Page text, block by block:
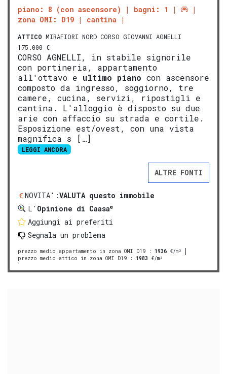
piano: 8 (con ascensore)
bagni: 1
zona OMI: D19
cantina
ATTICO MIRAFIORI NORD CORSO GIOVANNI AGNELLI
175.000 €
CORSO AGNELLI, in stabile signorile
con portineria, appartamento
all'ottavo e ultimo piano con ascensore
composto da ingresso, soggiorno, tre
camere, cucina, servizi, ripostigli e
cantina. L'alloggio è disposto su due
arie con affaccio su strada e cortile.
Esposizione est/ovest, con una vista
magnifica s […]
LEGGI ANCORA
ALTRE FONTI
NOVITA':VALUTA questo immobile
L' Opinione di Caasa®
Aggiungi ai preferiti
Segnala un problema
prezzo medio appartamento in zona OMI D19 : 1936 €/m²
prezzo medio attico in zona OMI D19 : 1983 €/m²